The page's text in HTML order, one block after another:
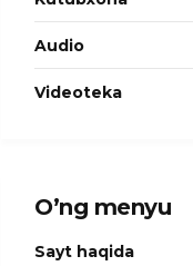
Audio
Videoteka
O’ng menyu
Sayt haqida